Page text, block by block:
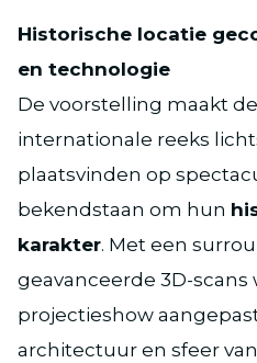
Historische locatie
en technologie
De voorstelling maakt
internationale reeks
plaatsvinden op
bekendstaan om hun
karakter. Met een
geavanceerde 3D-scans
projectieshow
architectuur en sfeer